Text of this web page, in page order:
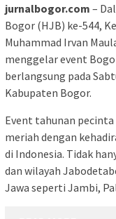
jurnalbogor.com –
Bogor (HJB) ke-544,
Muhammad Irvan
menggelar event
berlangsung pada
Kabupaten Bogor.
Event tahunan
meriah dengan
di Indonesia. Tidak
dan wilayah
Jawa seperti Jambi,